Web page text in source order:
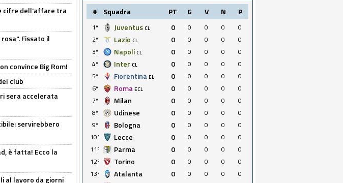
cifre dell'affare tra
Fissato il
convince Big Rom!
club
sera accelerata
servirebbero
è fatta! Ecco la
al lavoro da giorni
# Squadra PT G V N P
1º Juventus CL 0 0 0 0
0
2º
Lazio CL 0 0 0 0
0
3º
Napoli CL 0 0 0 0
0
4º
Inter CL 0 0 0 0
0
5º
Fiorentina EL 0 0 0 0
0
6º
Roma ECL 0 0 0 0
0
7º
Milan 0 0 0 0
0
8º
Udinese 0 0 0 0
0
9º
Bologna 0 0 0 0
0
10º
Lecce 0 0 0 0
0
11º
Parma 0 0 0 0
0
12º
Torino 0 0 0 0
0
13º
Atalanta 0 0 0 0
0